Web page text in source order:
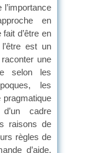
l’importance
en
d’être en
est un
une
selon les
les
pragmatique
cadre
raisons de
règles de
d’aide,